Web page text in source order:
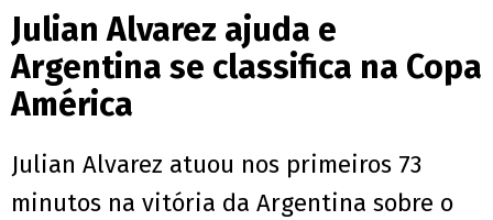
Julian Alvarez ajuda e
Argentina se classifica na Copa
América
Julian Alvarez atuou nos primeiros 73
minutos na vitória da Argentina sobre o